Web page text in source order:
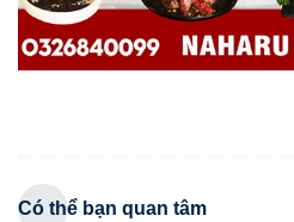
Có thể bạn quan tâm